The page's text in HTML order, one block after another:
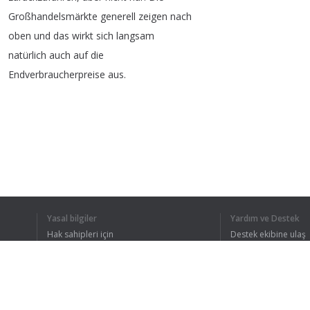
Großhandelsmärkte generell zeigen nach
oben und das wirkt sich langsam
natürlich auch auf die
Endverbraucherpreise aus.
Yasal bilgiler
Hak sahipleri için
Yardım ve Destek
Destek ekibine ulaş